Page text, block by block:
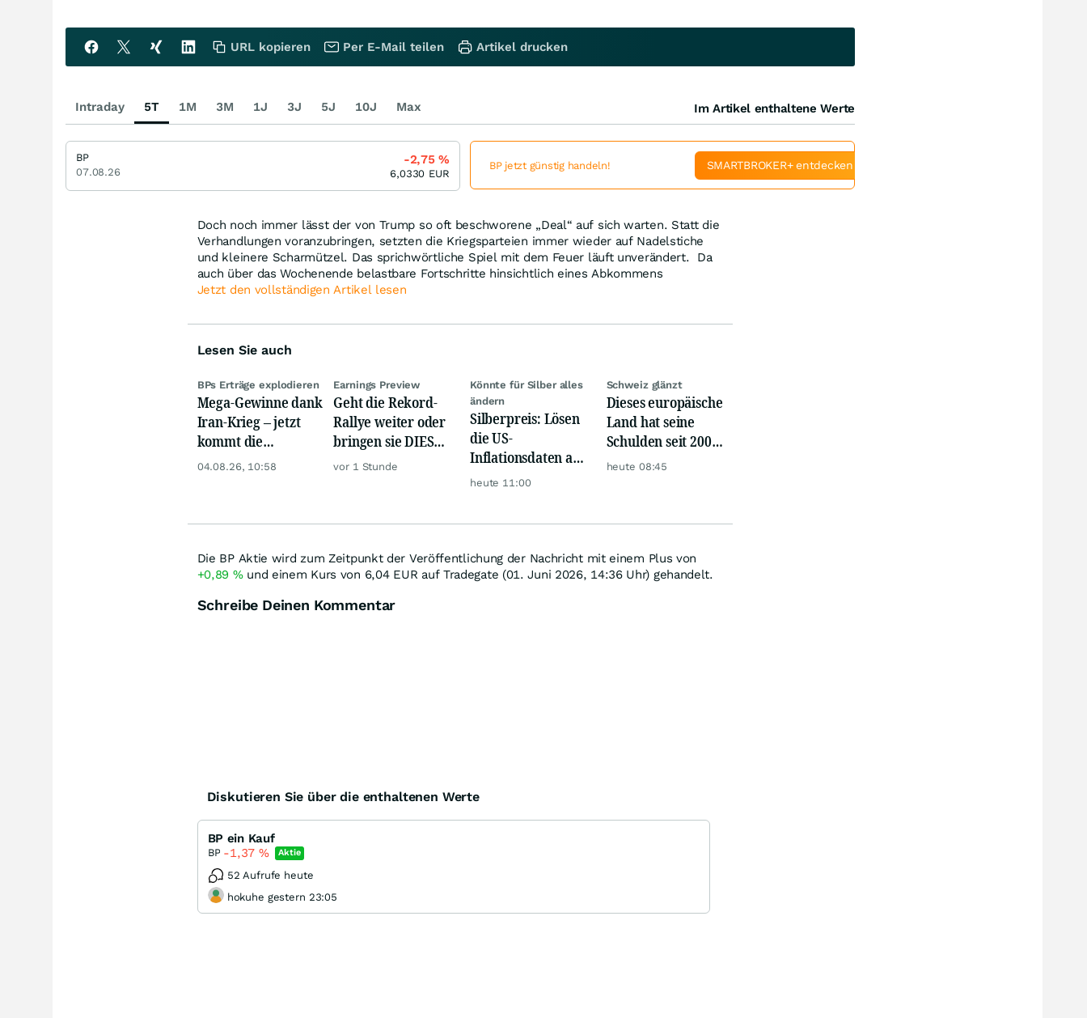
Doch noch immer lässt der von Trump so oft beschworene „Deal“ auf sich warten. Statt die
Verhandlungen voranzubringen, setzten die Kriegsparteien immer wieder auf Nadelstiche
und kleinere Scharmützel. Das sprichwörtliche Spiel mit dem Feuer läuft unverändert. Da
auch über das Wochenende belastbare Fortschritte hinsichtlich eines Abkommens
Jetzt den vollständigen Artikel lesen
Lesen Sie auch
BPs Erträge explodieren
Mega-Gewinne dank
Iran-Krieg – jetzt
kommt die
Dividendenerhöhung!
04.08.26, 10:58
Earnings Preview
Geht die Rekord-
Rallye weiter oder
bringen sie DIESE
Werte jetzt zu Fall?
vor 1 Stunde
Könnte für Silber alles
ändern
Silberpreis: Lösen
die US-
Inflationsdaten am
Mittwoch eine
heute 11:00
Schweiz glänzt
Dieses europäische
Land hat seine
Schulden seit 2002
versiebenfacht
heute 08:45
Die BP Aktie wird zum Zeitpunkt der Veröffentlichung der Nachricht mit einem Plus von
+0,89 %und einem Kurs von 6,04 EUR auf Tradegate (01. Juni 2026, 14:36 Uhr) gehandelt.
Schreibe Deinen Kommentar
Diskutieren Sie über die enthaltenen Werte
BP ein Kauf
BP -1,37 % Aktie
52 Aufrufe heute
hokuhe gestern 23:05
URL kopieren Per E-Mail teilen Artikel drucken
Intraday 5T 1M 3M 1J 3J 5J 10J Max Im Artikel enthaltene Werte
BP
07.08.26
-2,75%
6,0330 EUR
BP jetzt günstig handeln! SMARTBROKER+ entdecken